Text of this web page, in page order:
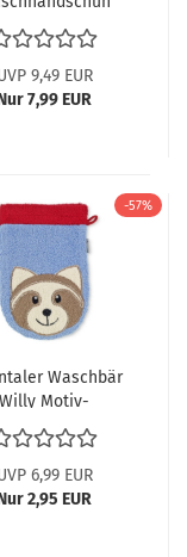
065206
9,49 EUR
7,99 EUR
-57%
Waschbär
Willy Motiv-
ABV ~a
6,99 EUR
2,95 EUR